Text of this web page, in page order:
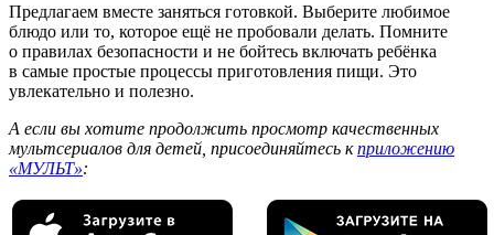
Предлагаем вместе заняться готовкой. Выберите любимое
блюдо или то, которое ещё не пробовали делать. Помните
о правилах безопасности и не бойтесь включать ребёнка
в самые простые процессы приготовления пищи. Это
увлекательно и полезно.
А если вы хотите продолжить просмотр качественных
мультсериалов для детей, присоединяйтесь к приложению
«МУЛЬТ»: